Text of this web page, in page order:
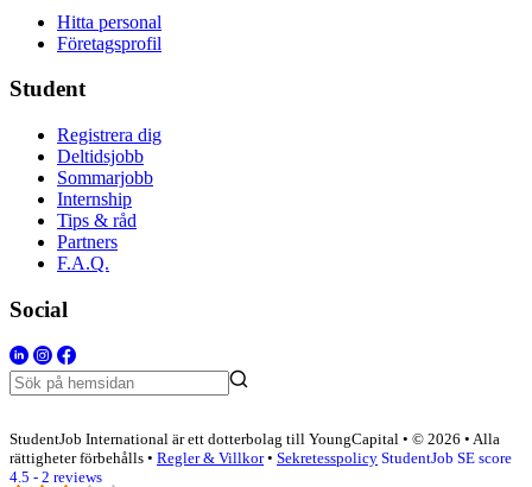
Hitta personal
Företagsprofil
Student
Registrera dig
Deltidsjobb
Sommarjobb
Internship
Tips & råd
Partners
F.A.Q.
Social
StudentJob International är ett dotterbolag till YoungCapital • © 2026 • Alla
rättigheter förbehålls • Regler & Villkor• Sekretesspolicy StudentJob SE score
4.5 - 2 reviews